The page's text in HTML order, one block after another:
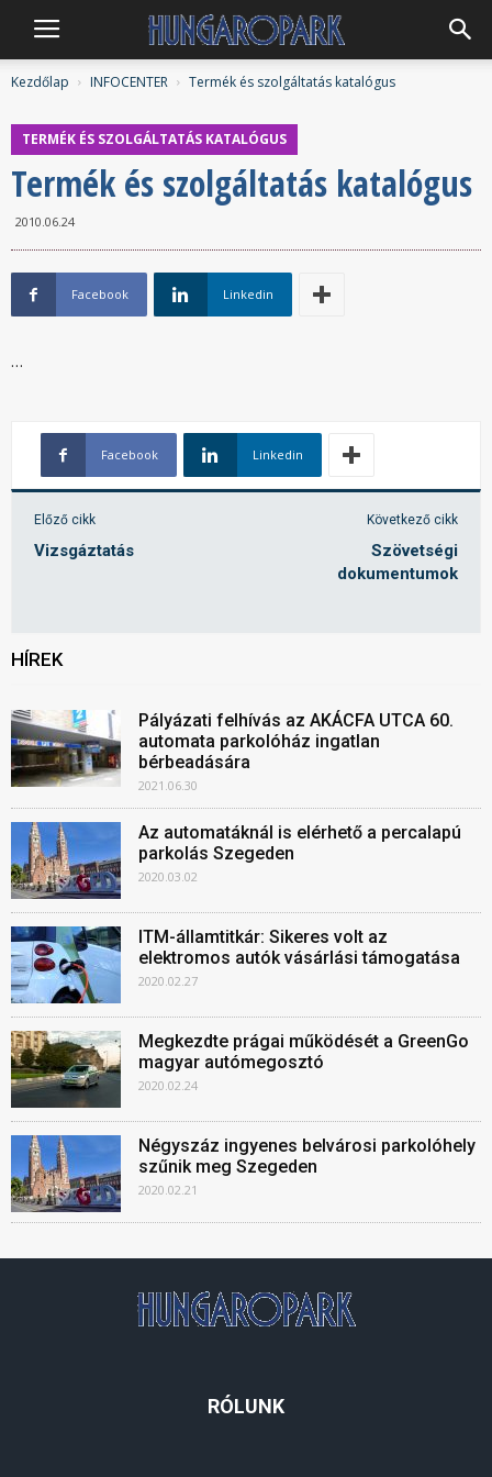
Hungaropark
Kezdőlap INFOCENTER Termék és szolgáltatás katalógus
TERMÉK ÉS SZOLGÁLTATÁS KATALÓGUS
Termék és szolgáltatás katalógus
2010.06.24
Facebook Linkedin
…
Facebook Linkedin
Előző cikk
Vizsgáztatás
Következő cikk
Szövetségi
dokumentumok
HÍREK
Pályázati felhívás az AKÁCFA UTCA 60.
automata parkolóház ingatlan
bérbeadására
2021.06.30
Az automatáknál is elérhető a percalapú
parkolás Szegeden
2020.03.02
ITM-államtitkár: Sikeres volt az
elektromos autók vásárlási támogatása
2020.02.27
Megkezdte prágai működését a GreenGo
magyar autómegosztó
2020.02.24
Négyszáz ingyenes belvárosi parkolóhely
szűnik meg Szegeden
2020.02.21
RÓLUNK